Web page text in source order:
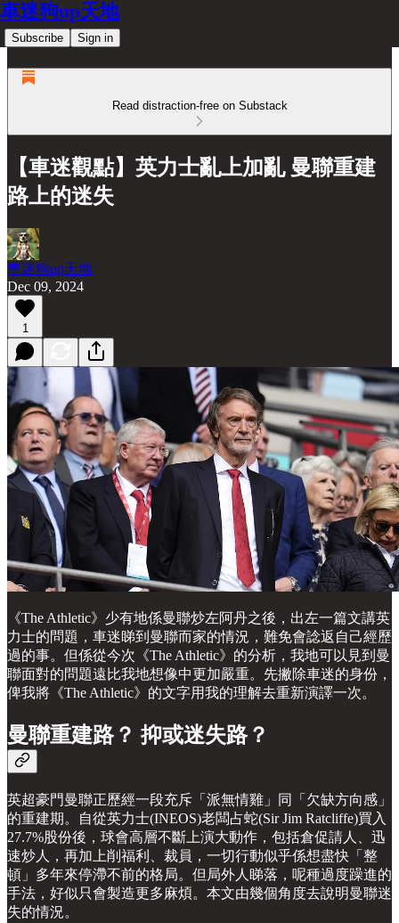
車迷狗up天地
Subscribe Sign in
Read distraction-free on Substack
【車迷觀點】英力士亂上加亂 曼聯重建
路上的迷失
車迷狗up天地
Dec 09, 2024
1
《The Athletic》少有地係曼聯炒左阿丹之後，出左一篇文講英
力士的問題，車迷睇到曼聯而家的情況，難免會諗返自己經歷
過的事。但係從今次《The Athletic》的分析，我地可以見到曼
聯面對的問題遠比我地想像中更加嚴重。先撇除車迷的身份，
俾我將《The Athletic》的文字用我的理解去重新演譯一次。
曼聯重建路？ 抑或迷失路？
英超豪門曼聯正歷經一段充斥「派無情雞」同「欠缺方向感」
的重建期。自從英力士(INEOS)老闆占蛇(Sir Jim Ratcliffe)買入
27.7%股份後，球會高層不斷上演大動作，包括倉促請人、迅
速炒人，再加上削福利、裁員，一切行動似乎係想盡快「整
頓」多年來停滯不前的格局。但局外人睇落，呢種過度躁進的
手法，好似只會製造更多麻煩。本文由幾個角度去說明曼聯迷
失的情況。